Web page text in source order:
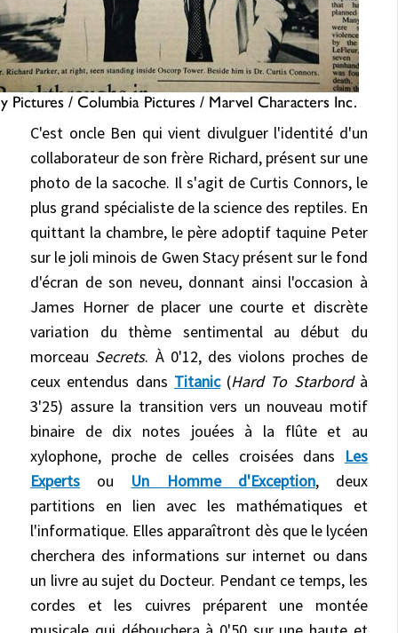
C'est oncle Ben qui vient divulguer l'identité d'un
collaborateur de son frère Richard, présent sur une
photo de la sacoche. Il s'agit de Curtis Connors, le
plus grand spécialiste de la science des reptiles. En
quittant la chambre, le père adoptif taquine Peter
sur le joli minois de Gwen Stacy présent sur le fond
d'écran de son neveu, donnant ainsi l'occasion à
James Horner de placer une courte et discrète
variation du thème sentimental au début du
morceau Secrets. À 0'12, des violons proches de
ceux entendus dans Titanic(Hard To Starbordà
3'25) assure la transition vers un nouveau motif
binaire de dix notes jouées à la flûte et au
xylophone, proche de celles croisées dans Les
Experts ou Un Homme d'Exception, deux
partitions en lien avec les mathématiques et
l'informatique. Elles apparaîtront dès que le lycéen
cherchera des informations sur internet ou dans
un livre au sujet du Docteur. Pendant ce temps, les
cordes et les cuivres préparent une montée